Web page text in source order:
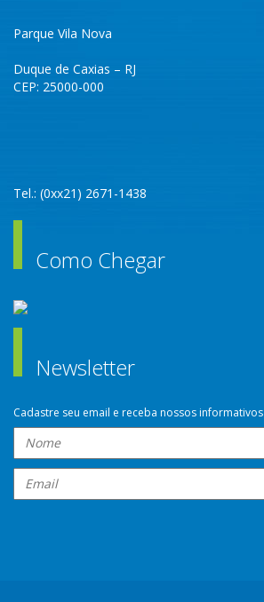
Parque Vila Nova
Duque de Caxias – RJ
CEP: 25000-000
Tel.: (0xx21) 2671-1438
Como Chegar
Newsletter
Cadastre seu email e receba nossos informativos